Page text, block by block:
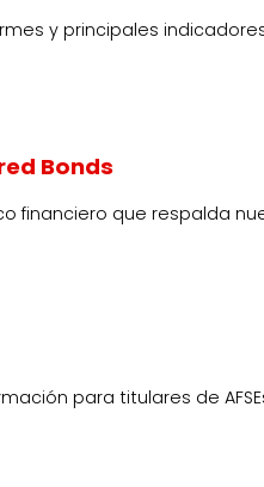
y principales
Bonds
financiero que respalda
para titulares de